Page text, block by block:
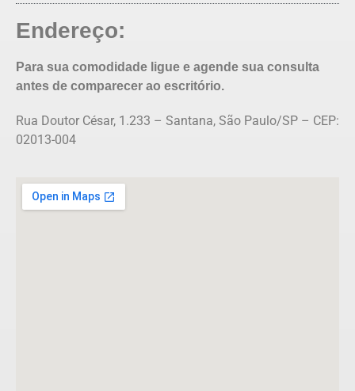
Endereço:
Para sua comodidade ligue e agende sua consulta
antes de comparecer ao escritório.
Rua Doutor César, 1.233 – Santana, São Paulo/SP – CEP:
02013-004